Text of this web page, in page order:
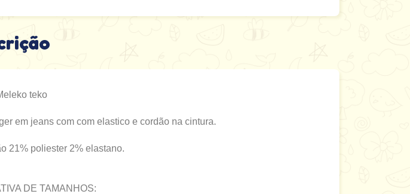
teko
em jeans com com elastico e cordão na cintura.
21% poliester 2% elastano.
DE TAMANHOS: